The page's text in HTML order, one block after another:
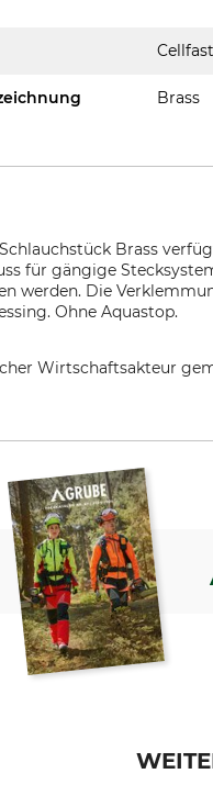
Cellfast
Brass
Brass
für gängige
werden. Die
Ohne Aquastop.
Wirtschaftsakteur